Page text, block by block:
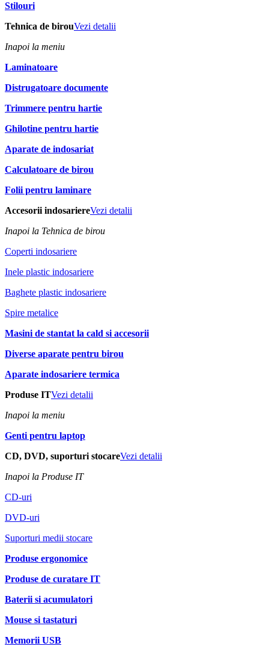
Stilouri
Tehnica de birouVezi detalii
Inapoi la meniu
Laminatoare
Distrugatoare documente
Trimmere pentru hartie
Ghilotine pentru hartie
Aparate de indosariat
Calculatoare de birou
Folii pentru laminare
Accesorii indosariereVezi detalii
Inapoi la Tehnica de birou
Coperti indosariere
Inele plastic indosariere
Baghete plastic indosariere
Spire metalice
Masini de stantat la cald si accesorii
Diverse aparate pentru birou
Aparate indosariere termica
Produse ITVezi detalii
Inapoi la meniu
Genti pentru laptop
CD, DVD, suporturi stocareVezi detalii
Inapoi la Produse IT
CD-uri
DVD-uri
Suporturi medii stocare
Produse ergonomice
Produse de curatare IT
Baterii si acumulatori
Mouse si tastaturi
Memorii USB